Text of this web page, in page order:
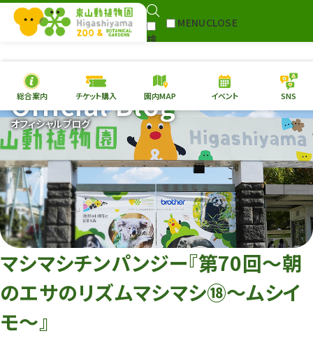
検
MENUCLOSE
本日の開園情報 チケ
園内MAP イベント
総合案内
動物園 植物園
再生プラン
東山動植物園
への支援
環境教育
サイトマップ
総合案内 チケット購入 園内MAP イベント SNS
オフィシャルブログ
Official Blog
マシマシチンパンジー『第70回〜朝
のエサのリズムマシマシ⑱～ムシイ
モ～』